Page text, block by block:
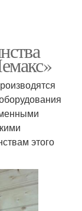
этого